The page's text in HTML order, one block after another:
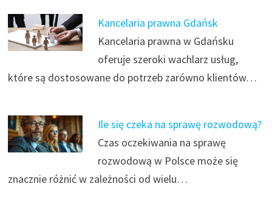
Kancelaria prawna Gdańsk
Kancelaria prawna w Gdańsku
oferuje szeroki wachlarz usług,
które są dostosowane do potrzeb zarówno klientów…
Ile się czeka na sprawę rozwodową?
Czas oczekiwania na sprawę
rozwodową w Polsce może się
znacznie różnić w zależności od wielu…